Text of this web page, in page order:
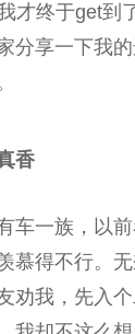
才终于get到
分享一下我
香
车一族，以
慕得不行。无
劝我，先入